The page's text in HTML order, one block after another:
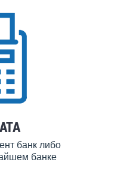
банк либо
банке